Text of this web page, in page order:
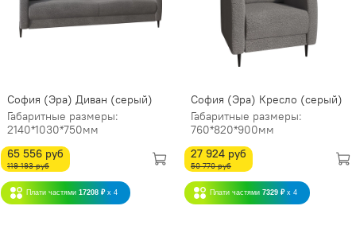
София (Эра) Диван (серый)
Габаритные размеры:
2140*1030*750мм
65 556 руб
119 193 руб
Плати частями 17208 ₽ x 4
София (Эра) Кресло (серый)
Габаритные размеры:
760*820*900мм
27 924 руб
50 770 руб
Плати частями 7329 ₽ x 4